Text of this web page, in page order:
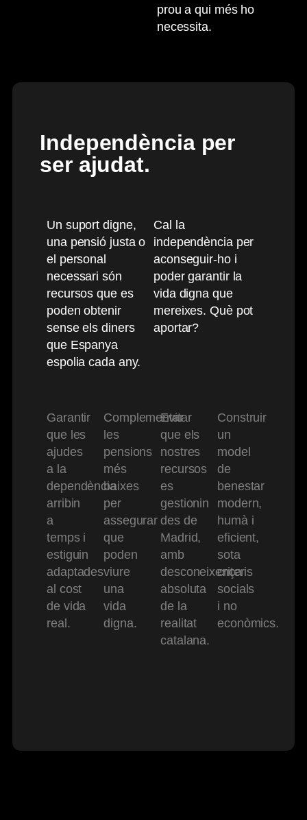
prou a qui més ho
necessita.
Independència per
ser ajudat.
Un suport digne,
una pensió justa o
el personal
necessari són
recursos que es
poden obtenir
sense els diners
que Espanya
espolia cada any.
Cal la
independència per
aconseguir-ho i
poder garantir la
vida digna que
mereixes. Què pot
aportar?
Garantir
que les
ajudes
a la
dependència
arribin
a
temps i
estiguin
adaptades
al cost
de vida
real.
Complementar
les
pensions
més
baixes
per
assegurar
que
poden
viure
una
vida
digna.
Evitar
que els
nostres
recursos
es
gestionin
des de
Madrid,
amb
desconeixença
absoluta
de la
realitat
catalana.
Construir
un
model
de
benestar
modern,
humà i
eficient,
sota
criteris
socials
i no
econòmics.